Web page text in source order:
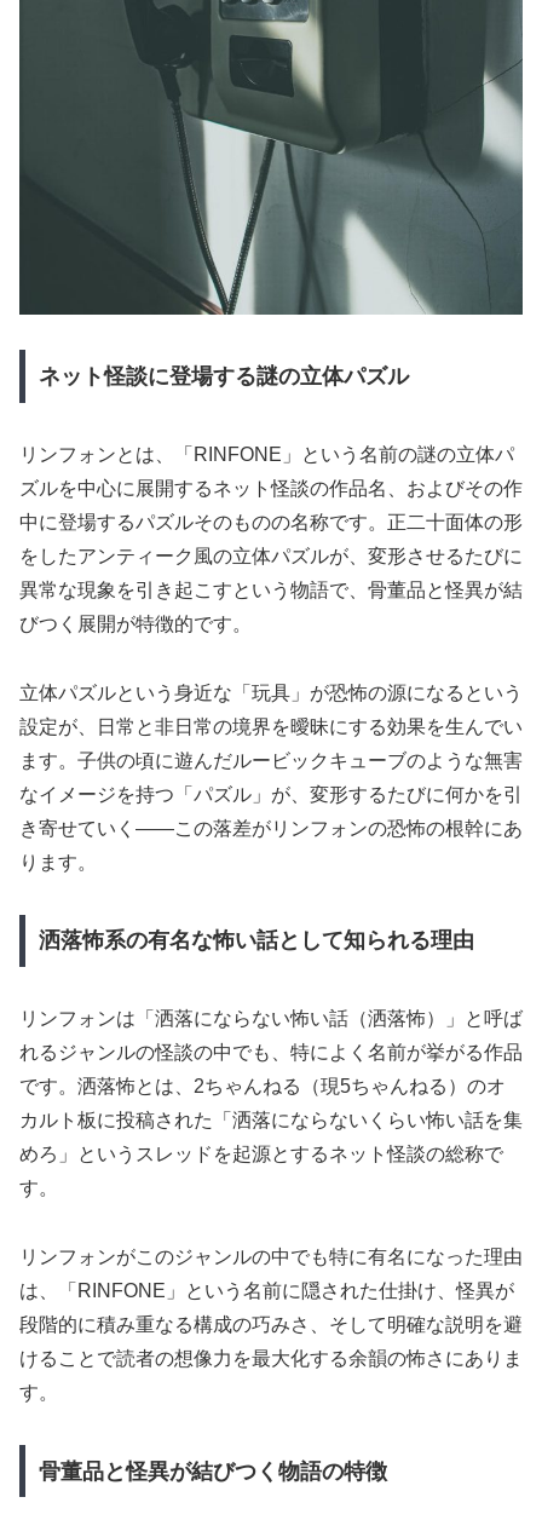
ネット怪談に登場する謎の立体パズル
リンフォンとは、「RINFONE」という名前の謎の立体パ
ズルを中心に展開するネット怪談の作品名、およびその作
中に登場するパズルそのものの名称です。正二十面体の形
をしたアンティーク風の立体パズルが、変形させるたびに
異常な現象を引き起こすという物語で、骨董品と怪異が結
びつく展開が特徴的です。
立体パズルという身近な「玩具」が恐怖の源になるという
設定が、日常と非日常の境界を曖昧にする効果を生んでい
ます。子供の頃に遊んだルービックキューブのような無害
なイメージを持つ「パズル」が、変形するたびに何かを引
き寄せていく——この落差がリンフォンの恐怖の根幹にあ
ります。
洒落怖系の有名な怖い話として知られる理由
リンフォンは「洒落にならない怖い話（洒落怖）」と呼ば
れるジャンルの怪談の中でも、特によく名前が挙がる作品
です。洒落怖とは、2ちゃんねる（現5ちゃんねる）のオ
カルト板に投稿された「洒落にならないくらい怖い話を集
めろ」というスレッドを起源とするネット怪談の総称で
す。
リンフォンがこのジャンルの中でも特に有名になった理由
は、「RINFONE」という名前に隠された仕掛け、怪異が
段階的に積み重なる構成の巧みさ、そして明確な説明を避
けることで読者の想像力を最大化する余韻の怖さにありま
す。
骨董品と怪異が結びつく物語の特徴